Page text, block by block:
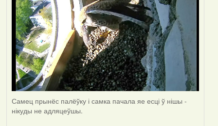
Самец прынёс палёўку і самка пачала яе есці ў нішы -
нікуды не адляцеўшы.